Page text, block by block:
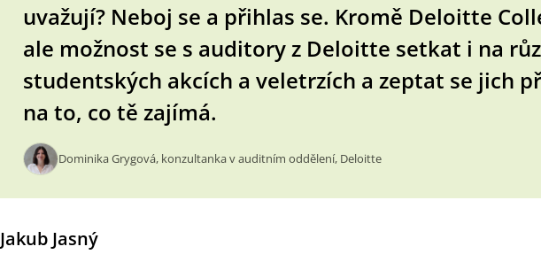
uvažují? Neboj se a přihlas se. Kromě Deloitte
ale možnost se s auditory z Deloitte setkat i na
studentských akcích a veletrzích a zeptat se jich
na to, co tě zajímá.
Dominika Grygová, konzultanka v auditním oddělení, Deloitte
Jakub Jasný